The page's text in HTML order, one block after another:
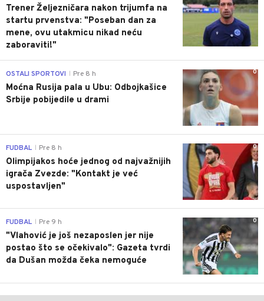
Trener Željezničara nakon trijumfa na
startu prvenstva: "Poseban dan za
mene, ovu utakmicu nikad neću
zaboraviti!"
0
OSTALI SPORTOVI Pre 8 h
Moćna Rusija pala u Ubu: Odbojkašice
Srbije pobijedile u drami
0
FUDBAL Pre 8 h
Olimpijakos hoće jednog od najvažnijih
igrača Zvezde: "Kontakt je već
uspostavljen"
0
FUDBAL Pre 9 h
"Vlahović je još nezaposlen jer nije
postao što se očekivalo": Gazeta tvrdi
da Dušan možda čeka nemoguće